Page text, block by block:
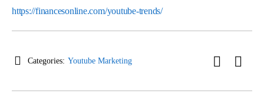
https://financesonline.com/youtube-trends/
Categories: Youtube Marketing